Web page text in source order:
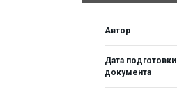
Автор
Дата подготовки
документа